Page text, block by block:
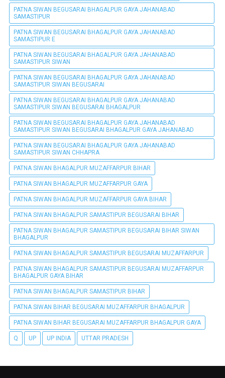
PATNA SIWAN BEGUSARAI BHAGALPUR GAYA JAHANABAD
SAMASTIPUR
PATNA SIWAN BEGUSARAI BHAGALPUR GAYA JAHANABAD
SAMASTIPUR E
PATNA SIWAN BEGUSARAI BHAGALPUR GAYA JAHANABAD
SAMASTIPUR SIWAN
PATNA SIWAN BEGUSARAI BHAGALPUR GAYA JAHANABAD
SAMASTIPUR SIWAN BEGUSARAI
PATNA SIWAN BEGUSARAI BHAGALPUR GAYA JAHANABAD
SAMASTIPUR SIWAN BEGUSARAI BHAGALPUR
PATNA SIWAN BEGUSARAI BHAGALPUR GAYA JAHANABAD
SAMASTIPUR SIWAN BEGUSARAI BHAGALPUR GAYA JAHANABAD
PATNA SIWAN BEGUSARAI BHAGALPUR GAYA JAHANABAD
SAMASTIPUR SIWAN CHHAPRA
PATNA SIWAN BHAGALPUR MUZAFFARPUR BIHAR
PATNA SIWAN BHAGALPUR MUZAFFARPUR GAYA
PATNA SIWAN BHAGALPUR MUZAFFARPUR GAYA BIHAR
PATNA SIWAN BHAGALPUR SAMASTIPUR BEGUSARAI BIHAR
PATNA SIWAN BHAGALPUR SAMASTIPUR BEGUSARAI BIHAR SIWAN
BHAGALPUR
PATNA SIWAN BHAGALPUR SAMASTIPUR BEGUSARAI MUZAFFARPUR
PATNA SIWAN BHAGALPUR SAMASTIPUR BEGUSARAI MUZAFFARPUR
BHAGALPUR GAYA BIHAR
PATNA SIWAN BHAGALPUR SAMASTIPUR BIHAR
PATNA SIWAN BIHAR BEGUSARAI MUZAFFARPUR BHAGALPUR
PATNA SIWAN BIHAR BEGUSARAI MUZAFFARPUR BHAGALPUR GAYA
Q UP UP INDIA UTTAR PRADESH